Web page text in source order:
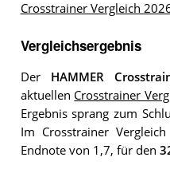
Crosstrainer Vergleich
Vergleichsergebnis
Der HAMMER
aktuellen Crosstrainer
Ergebnis sprang zum
Im Crosstrainer
Endnote von 1,7, für den